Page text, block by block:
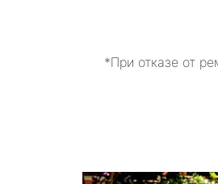
*При отказе от